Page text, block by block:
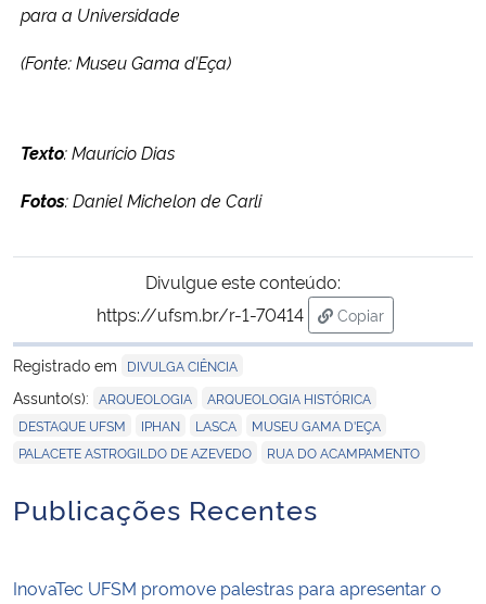
para a Universidade
(Fonte: Museu Gama d’Eça)
Texto: Maurício Dias
Fotos: Daniel Michelon de Carli
Divulgue este conteúdo:
https://ufsm.br/r-1-70414
Copiar
para área de
Registrado em
DIVULGA CIÊNCIA
Assunto(s): ARQUEOLOGIA ARQUEOLOGIA HISTÓRICA
DESTAQUE UFSM IPHAN LASCA MUSEU GAMA D'EÇA
PALACETE ASTROGILDO DE AZEVEDO RUA DO ACAMPAMENTO
Publicações Recentes
InovaTec UFSM promove palestras para apresentar o